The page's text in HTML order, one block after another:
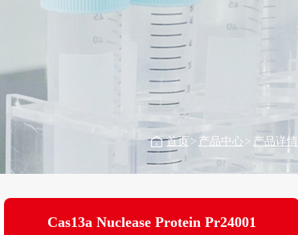
首页 > 产品中心 > 产品详情
Cas13a Nuclease Protein Pr24001